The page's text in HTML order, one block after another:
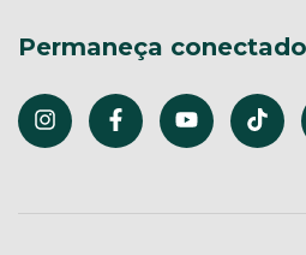
Permaneça conectado